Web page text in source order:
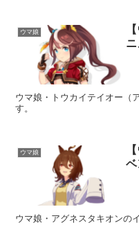
ウマ娘
ウマ娘・トウカイテイオー（
す。
ウマ娘
ベ
ウマ娘・アグネスタキオンの